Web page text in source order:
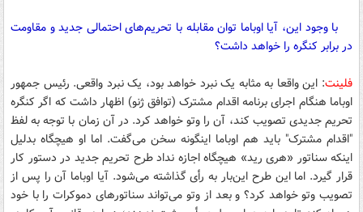
با وجود این، آیا اوباما توان مقابله با تحریم‌های احتمالی جدید و مقاومت
در برابر کنگره را خواهد داشت؟
فلینت: این واقعا به مثابه یک نبرد خواهد بود، یک نبرد واقعی. رئیس جمهور
اوباما هنگام اجرای برنامه اقدام مشترک (توافق ژنو) اظهار داشت که اگر کنگره
تحریم جدیدی تصویب کند، آن را وتو خواهد کرد. در آن زمان با توجه به لفظ
"اقدام مشترک" باید هم اوباما اینگونه سخن می‌گفت. اما او هیچگاه بدلیل
اینکه سناتور «هری رید» هیچگاه اجازه نداد طرح تحریم جدید در دستور کار
قرار گیرد. اما این طرح این‌بار به رأی گذاشته می‌شود. آیا اوباما آن را پس از
تصویب وتو خواهد کرد؟ و بعد از وتو می‌تواند سناتورهای دموکرات را با خود